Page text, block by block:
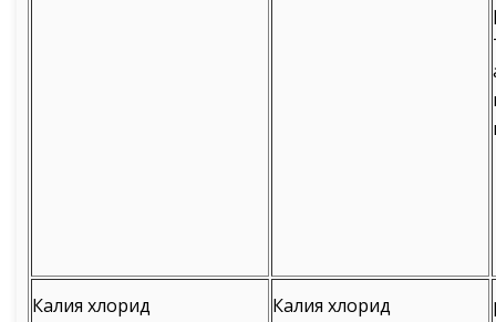
Калия хлорид Калия хлорид